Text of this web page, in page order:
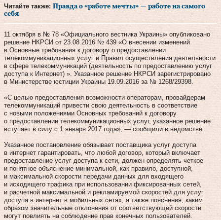
Читайте также: Правда о «работе мечты» — работе на самого
себя
11 октября в № 78 «Официального вестника Украины» опубликовано
решение НКРСИ от 23.08.2016 № 439 «О внесении изменений
в Основные требования к договору о предоставлении
телекоммуникационных услуг и Правил осуществления деятельности
в сфере телекоммуникаций (деятельность по предоставлению услуг
доступа к Интернет) ». Указанное решение НКРСИ зарегистрировано
в Министерстве юстиции Украины 19.09.2016 за № 1268/29398.
«С целью предоставления возможности операторам, провайдерам
телекоммуникаций привести свою деятельность в соответствие
с новыми положениями Основных требований к договору
о предоставлении телекоммуникационных услуг, указанное решение
вступает в силу с 1 января 2017 года», — сообщили в ведомстве.
Указанное постановление обязывает поставщика услуг доступа
в интернет гарантировать, что любой договор, который включает
предоставление услуг доступа к сети, должен определять четкое
и понятное объяснение минимальной, как правило, доступной,
и максимальной скорости передачи данных для входящего
и исходящего трафика при использовании фиксированных сетей,
и расчетной максимальной и рекламируемой скоростей для услуг
доступа в интернет в мобильных сетях, а также пояснения, каким
образом значительные отклонения от соответствующей скорости
могут повлиять на соблюдение прав конечных пользователей.